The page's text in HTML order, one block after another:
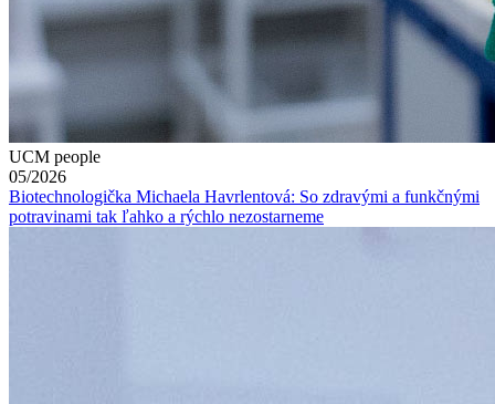
UCM people
05/2026
Biotechnologička Michaela Havrlentová: So zdravými a funkčnými
potravinami tak ľahko a rýchlo nezostarneme